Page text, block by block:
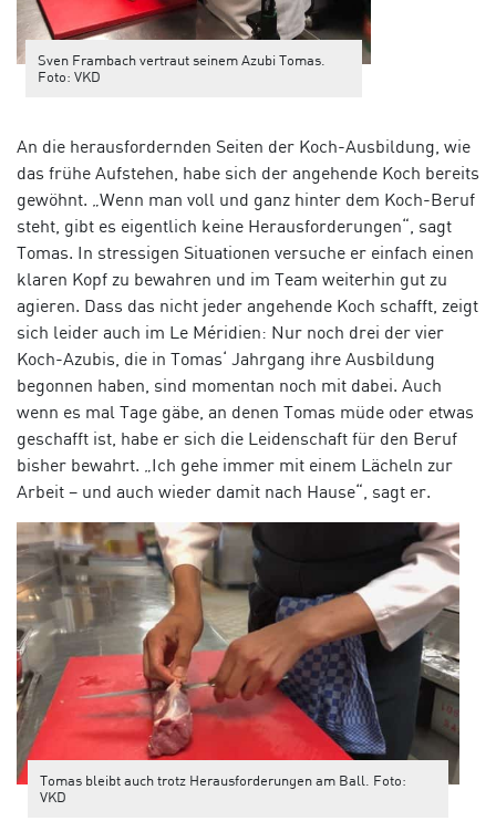
Sven Frambach vertraut seinem Azubi Tomas.
Foto: VKD
An die herausfordernden Seiten der Koch-Ausbildung, wie
das frühe Aufstehen, habe sich der angehende Koch bereits
gewöhnt. „Wenn man voll und ganz hinter dem Koch-Beruf
steht, gibt es eigentlich keine Herausforderungen“, sagt
Tomas. In stressigen Situationen versuche er einfach einen
klaren Kopf zu bewahren und im Team weiterhin gut zu
agieren. Dass das nicht jeder angehende Koch schafft, zeigt
sich leider auch im Le Méridien: Nur noch drei der vier
Koch-Azubis, die in Tomas‘ Jahrgang ihre Ausbildung
begonnen haben, sind momentan noch mit dabei. Auch
wenn es mal Tage gäbe, an denen Tomas müde oder etwas
geschafft ist, habe er sich die Leidenschaft für den Beruf
bisher bewahrt. „Ich gehe immer mit einem Lächeln zur
Arbeit – und auch wieder damit nach Hause“, sagt er.
Tomas bleibt auch trotz Herausforderungen am Ball. Foto:
VKD